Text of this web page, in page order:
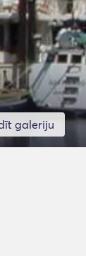
galeriju